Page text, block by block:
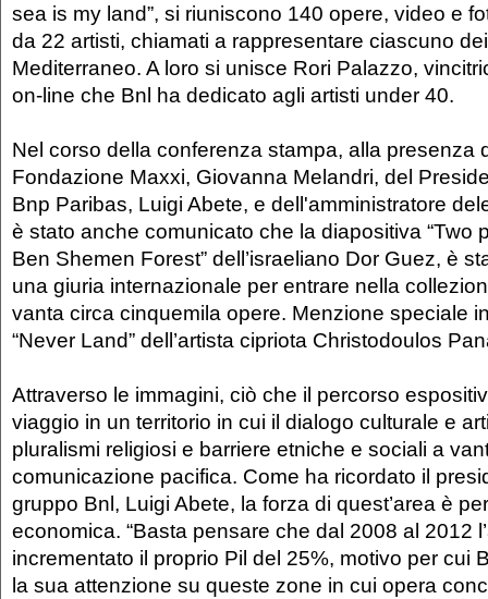
sea is my land”, si riuniscono 140 opere, video e
da 22 artisti, chiamati a rappresentare ciascuno
Mediterraneo. A loro si unisce Rori Palazzo,
on-line che Bnl ha dedicato agli artisti under 40.
Nel corso della conferenza stampa, alla presenza
Fondazione Maxxi, Giovanna Melandri, del
Bnp Paribas, Luigi Abete, e dell'amministratore
è stato anche comunicato che la diapositiva “Two
Ben Shemen Forest” dell’israeliano Dor Guez, è
una giuria internazionale per entrare nella
vanta circa cinquemila opere. Menzione speciale
“Never Land” dell’artista cipriota Christodoulos
Attraverso le immagini, ciò che il percorso
viaggio in un territorio in cui il dialogo culturale e
pluralismi religiosi e barriere etniche e sociali a
comunicazione pacifica. Come ha ricordato il
gruppo Bnl, Luigi Abete, la forza di quest’area è
economica. “Basta pensare che dal 2008 al 2012
incrementato il proprio Pil del 25%, motivo per cui
la sua attenzione su queste zone in cui opera